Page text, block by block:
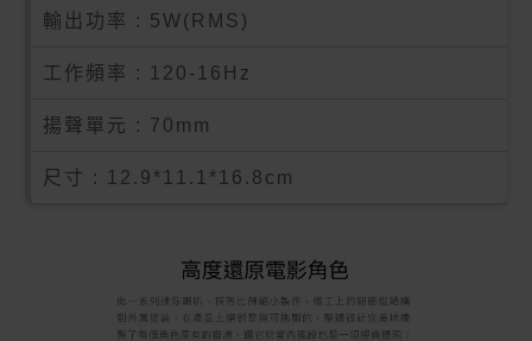
輸出功率 : 5W(RMS)
工作頻率 : 120-16Hz
揚聲單元 : 70mm
尺寸 : 12.9*11.1*16.8cm